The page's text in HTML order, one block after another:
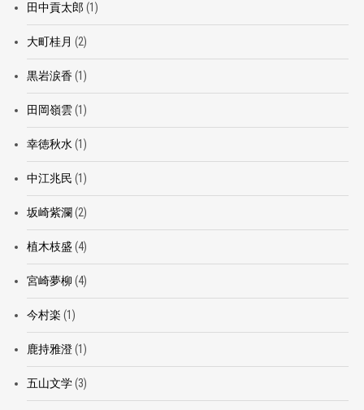
田中貢太郎 (1)
大町桂月 (2)
黒岩涙香(1)
田岡嶺雲(1)
幸徳秋水(1)
中江兆民 (1)
坂崎紫瀾 (2)
植木枝盛 (4)
宮崎夢柳 (4)
今村楽 (1)
鹿持雅澄(1)
五山文学(3)